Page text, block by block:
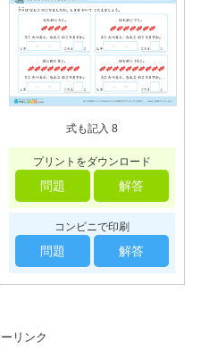
式も記入 8
プリントをダウンロード
問題 解答
コンビニで印刷
問題 解答
リンク